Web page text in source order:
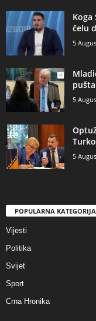
​Koga
čelu
5
5
5
POPULARNA KATEGORIJA
Vijesti
Politika
Svijet
Sport
Crna Hronika